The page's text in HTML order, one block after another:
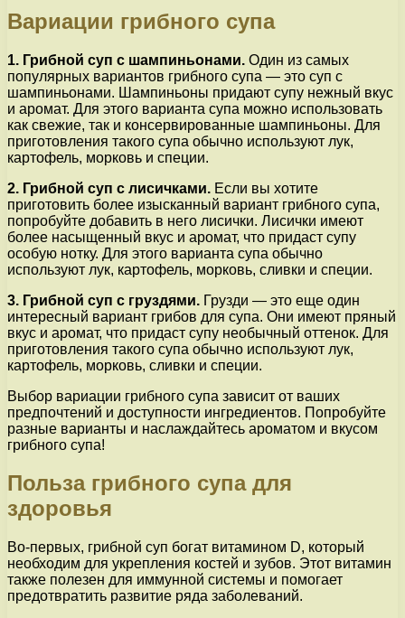
Вариации грибного супа
1. Грибной суп с шампиньонами. Один из самых
популярных вариантов грибного супа — это суп с
шампиньонами. Шампиньоны придают супу нежный вкус
и аромат. Для этого варианта супа можно использовать
как свежие, так и консервированные шампиньоны. Для
приготовления такого супа обычно используют лук,
картофель, морковь и специи.
2. Грибной суп с лисичками. Если вы хотите
приготовить более изысканный вариант грибного супа,
попробуйте добавить в него лисички. Лисички имеют
более насыщенный вкус и аромат, что придаст супу
особую нотку. Для этого варианта супа обычно
используют лук, картофель, морковь, сливки и специи.
3. Грибной суп с груздями. Грузди — это еще один
интересный вариант грибов для супа. Они имеют пряный
вкус и аромат, что придаст супу необычный оттенок. Для
приготовления такого супа обычно используют лук,
картофель, морковь, сливки и специи.
Выбор вариации грибного супа зависит от ваших
предпочтений и доступности ингредиентов. Попробуйте
разные варианты и наслаждайтесь ароматом и вкусом
грибного супа!
Польза грибного супа для
здоровья
Во-первых, грибной суп богат витамином D, который
необходим для укрепления костей и зубов. Этот витамин
также полезен для иммунной системы и помогает
предотвратить развитие ряда заболеваний.